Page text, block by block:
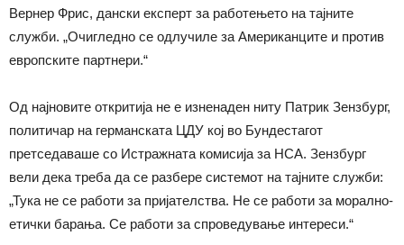
Вернер Фрис, дански експерт за работењето на тајните
служби. „Очигледно се одлучиле за Американците и против
европските партнери.“
Од најновите откритија не е изненаден ниту Патрик Зензбург,
политичар на германската ЦДУ кој во Бундестагот
претседаваше со Истражната комисија за НСА. Зензбург
вели дека треба да се разбере системот на тајните служби:
„Тука не се работи за пријателства. Не се работи за морално-
етички барања. Се работи за спроведување интереси.“